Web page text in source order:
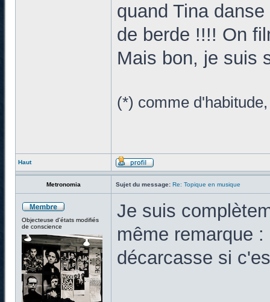
quand Tina
de berde !!!! On
Mais bon, je suis
(*) comme
Haut
Metronomia Sujet du message: Re: Topique en musique
Objecteuse d'états modifiés
de conscience
Je suis
même remarque
décarcasse si